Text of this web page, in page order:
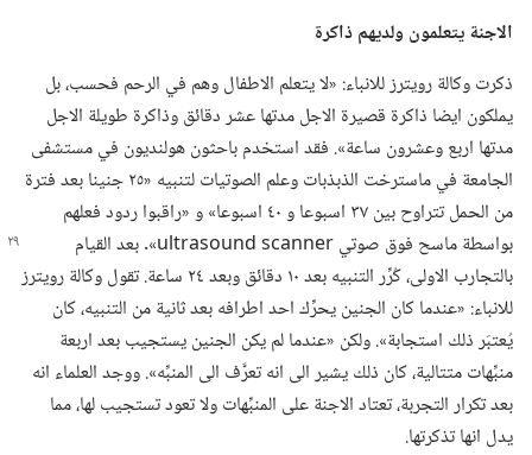
الاجنة يتعلمون ولديهم ذاكرة
ذكرت وكالة رويترز للانباء:‏ «لا يتعلم الاطفال وهم في الرحم فحسب،‏ بل
يملكون ايضا ذاكرة قصيرة الاجل مدتها عشر دقائق وذاكرة طويلة الاجل
مدتها اربع وعشرون ساعة».‏ فقد استخدم باحثون هولنديون في مستشفى
الجامعة في ماسترخت الذبذبات وعلم الصوتيات لتنبيه «٢٥ جنينا بعد فترة
من الحمل تتراوح بين ٣٧ اسبوعا و ٤٠ اسبوعا» و «راقبوا ردود فعلهم
بواسطة ماسح فوق صوتي
ultrasound scanner».‏ بعد القيام
بالتجارب الاولى،‏ كُرِّر التنبيه بعد ١٠ دقائق وبعد ٢٤ ساعة.‏ تقول وكالة رويترز
للانباء:‏ «عندما كان الجنين يحرِّك احد اطرافه بعد ثانية من التنبيه،‏ كان
يُعتبَر ذلك استجابة».‏ ولكن «عندما لم يكن الجنين يستجيب بعد اربعة
منبِّهات متتالية،‏ كان ذلك يشير الى انه تعرَّف الى المنبِّه».‏ ووجد العلماء انه
بعد تكرار التجربة،‏ تعتاد الاجنة على المنبِّهات ولا تعود تستجيب لها،‏ مما
يدل انها تذكرتها.‏